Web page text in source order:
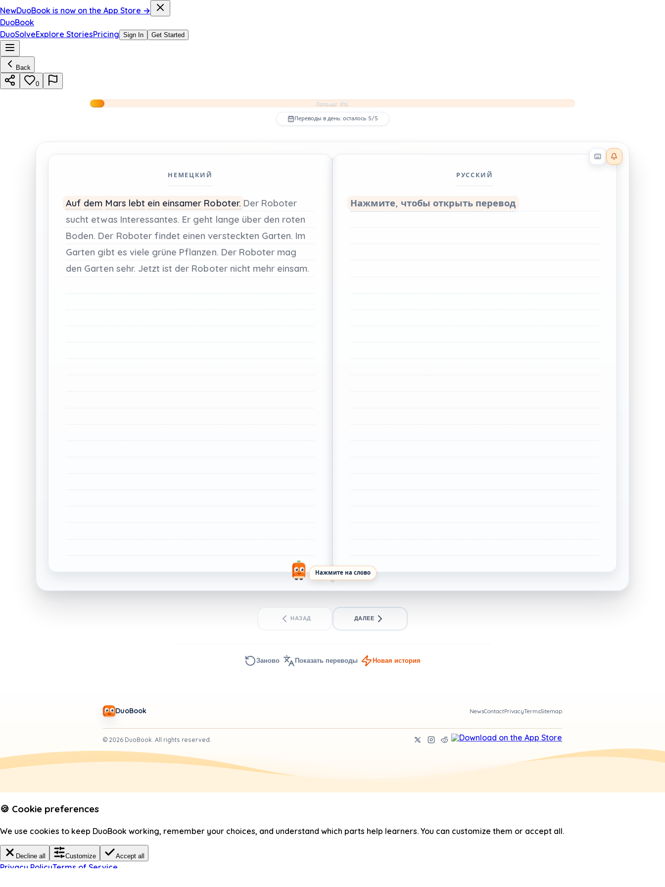
NewDuoBook is now on the App Store →
DuoBook
DuoSolveExplore StoriesPricing Sign In Get Started
Back
0
Готово: 0%
Переводы в день: осталось 5/5
Reader effects on
Нажмите на слово
НЕМЕЦКИЙ
Auf dem Mars lebt ein einsamer Roboter. Der Roboter
sucht etwas Interessantes. Er geht lange über den roten
Boden. Der Roboter findet einen versteckten Garten. Im
Garten gibt es viele grüne Pflanzen. Der Roboter mag
den Garten sehr. Jetzt ist der Roboter nicht mehr einsam.
РУССКИЙ
Нажмите, чтобы открыть перевод
НАЗАД ДАЛЕЕ
Заново Показать переводы Новая история
DuoBook NewsContactPrivacyTermsSitemap
© 2026 DuoBook. All rights reserved.
🍪 Cookie preferences
We use cookies to keep DuoBook working, remember your choices, and understand which parts help learners. You can customize them or accept all.
Decline all Customize Accept all
Privacy PolicyTerms of Service